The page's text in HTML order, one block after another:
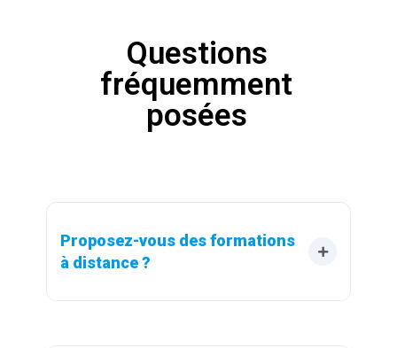
Questions
fréquemment
posées
Proposez-vous des formations
à distance ?